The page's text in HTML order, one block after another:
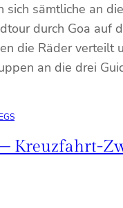
sich sämtliche an
durch Goa auf
die Räder verteilt
an die drei
Kreuzfahrt-